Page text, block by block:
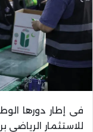
فى إطار دورها
للاستثمار